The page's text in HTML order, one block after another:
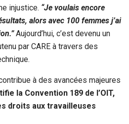
injustice. “Je voulais encore
alors avec 100 femmes j’ai
Aujourd’hui, c’est devenu un
par CARE à travers des
à des avancées majeures
la Convention 189 de l’OIT,
droits aux travailleuses